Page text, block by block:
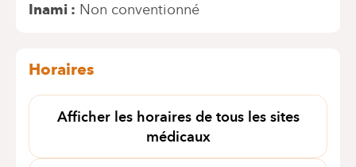
Inami
Non conventionné
Horaires
Afficher les horaires de tous les sites
médicaux